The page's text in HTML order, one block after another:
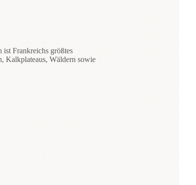
ist Frankreichs größtes
Kalkplateaus, Wäldern sowie